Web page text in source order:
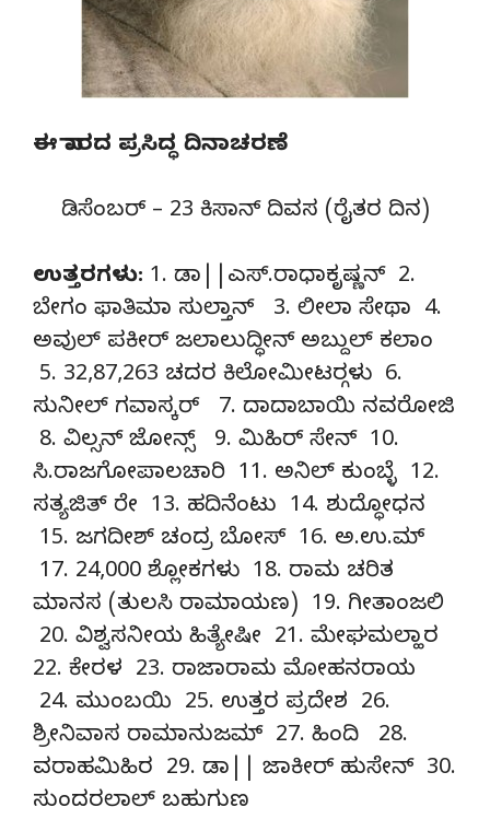
ಈ ವಾರದ ಪ್ರಸಿದ್ಧ ದಿನಾಚರಣೆ
ಡಿಸೆಂಬರ್ – 23 ಕಿಸಾನ್ ದಿವಸ (ರೈತರ ದಿನ)
ಉತ್ತರಗಳು: 1. ಡಾ||ಎಸ್.ರಾಧಾಕೃಷ್ಣನ್ 2.
ಬೇಗಂ ಫಾತಿಮಾ ಸುಲ್ತಾನ್ 3. ಲೀಲಾ ಸೇಥಾ 4.
ಅವುಲ್ ಪಕೀರ್ ಜಲಾಲುದ್ಧೀನ್ ಅಬ್ದುಲ್ ಕಲಾಂ
5. 32,87,263 ಚದರ ಕಿಲೋಮೀಟರ್‍ಗಳು 6.
ಸುನೀಲ್ ಗವಾಸ್ಕರ್ 7. ದಾದಾಬಾಯಿ ನವರೋಜಿ
8. ವಿಲ್ಸನ್ ಜೋನ್ಸ್ 9. ಮಿಹಿರ್ ಸೇನ್ 10.
ಸಿ.ರಾಜಗೋಪಾಲಚಾರಿ 11. ಅನಿಲ್ ಕುಂಬ್ಳೆ 12.
ಸತ್ಯಜಿತ್ ರೇ 13. ಹದಿನೆಂಟು 14. ಶುದ್ಧೋಧನ
15. ಜಗದೀಶ್ ಚಂದ್ರ ಬೋಸ್ 16. ಅ.ಉ.ಮ್
17. 24,000 ಶ್ಲೋಕಗಳು 18. ರಾಮ ಚರಿತ
ಮಾನಸ (ತುಲಸಿ ರಾಮಾಯಣ) 19. ಗೀತಾಂಜಲಿ
20. ವಿಶ್ವಸನೀಯ ಹಿತ್ಯೇಷೀ 21. ಮೇಘಮಲ್ಹಾರ
22. ಕೇರಳ 23. ರಾಜಾರಾಮ ಮೋಹನರಾಯ
24. ಮುಂಬಯಿ 25. ಉತ್ತರ ಪ್ರದೇಶ 26.
ಶ್ರೀನಿವಾಸ ರಾಮಾನುಜಮ್ 27. ಹಿಂದಿ 28.
ವರಾಹಮಿಹಿರ 29. ಡಾ|| ಜಾಕೀರ್ ಹುಸೇನ್ 30.
ಸುಂದರಲಾಲ್ ಬಹುಗುಣ